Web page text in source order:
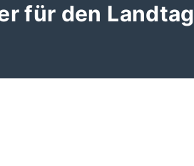
für den Landtag